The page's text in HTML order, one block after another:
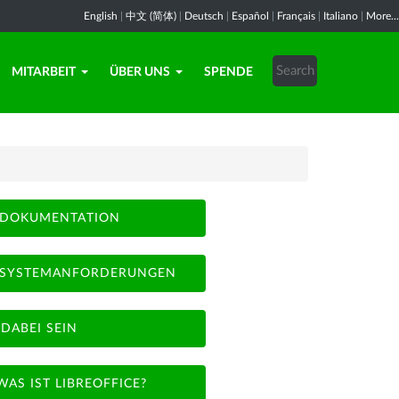
English 中文 (简体) Deutsch Español Français Italiano More...
MITARBEIT ÜBER UNS SPENDE
DOKUMENTATION
SYSTEMANFORDERUNGEN
DABEI SEIN
IST LIBREOFFICE?